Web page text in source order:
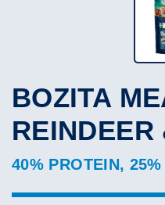
BOZITA
REINDEER
40% PROTEIN, 25%